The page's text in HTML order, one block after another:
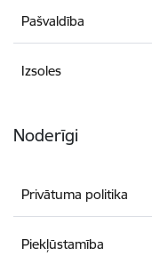
Pašvaldība
Izsoles
Noderīgi
Privātuma politika
Piekļūstamība